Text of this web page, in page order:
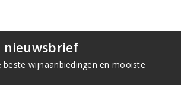
nieuwsbrief
beste wijnaanbiedingen en mooiste